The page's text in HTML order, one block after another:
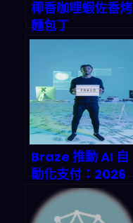
椰香咖哩蝦佐香烤
麵包丁
Braze 推動 AI 自
動化支付：2026
你真的要先懂治理
框架與隱私透明度